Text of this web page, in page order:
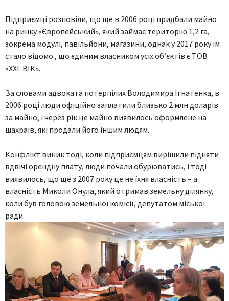
Підприємці розповіли, що ще в 2006 році придбали майно
на ринку «Європейський», який займає територію 1,2 га,
зокрема модулі, павільйони, магазини, однак у 2017 року їм
стало відомо , що єдиним власником усіх об’єктів є ТОВ
«XXI-ВІК».
За словами адвоката потерпілих Володимира Ігнатенка, в
2006 році люди офіційно заплатили близько 2 млн доларів
за майно, і через рік це майно виявилось оформлене на
шахраїв, які продали його іншим людям.
Конфлікт виник тоді, коли підприємцям вирішили підняти
вдвічі орендну плату, люди почали обурюватись, і тоді
виявилось, що ще з 2007 року це не їхня власність – а
власність Миколи Онула, який отримав земельну ділянку,
коли був головою земельної комісії, депутатом міської
ради.